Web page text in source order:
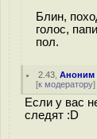
Блин,
голос,
пол.
2.43 ,Аноним
[к модератору]
Если у вас
следят :D